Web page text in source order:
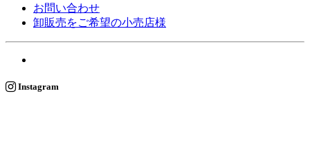
お問い合わせ
卸販売をご希望の小売店様
Instagram